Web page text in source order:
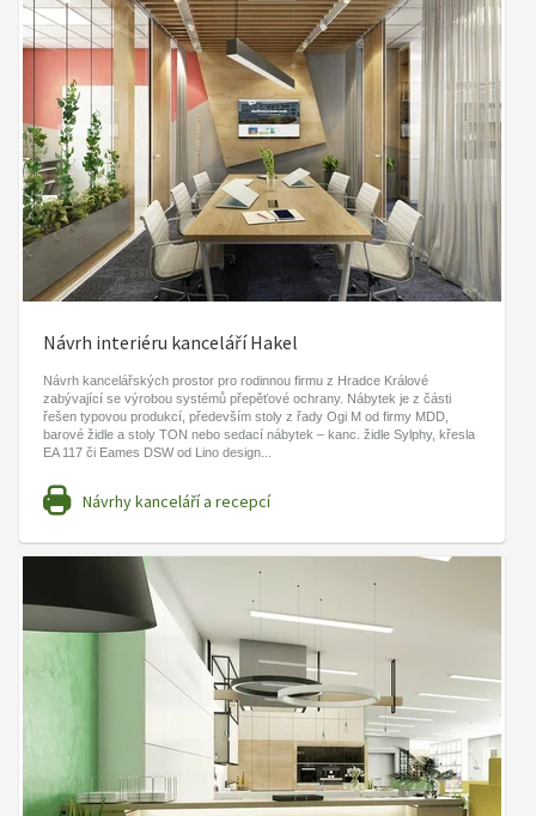
Návrh interiéru kanceláří Hakel
Návrh kancelářských prostor pro rodinnou firmu z Hradce Králové
zabývající se výrobou systémů přepěťové ochrany. Nábytek je z části
řešen typovou produkcí, především stoly z řady Ogi M od firmy MDD,
barové židle a stoly TON nebo sedací nábytek – kanc. židle Sylphy, křesla
EA 117 či Eames DSW od Lino design...
Návrhy kanceláří a recepcí